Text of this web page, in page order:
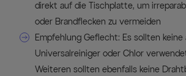
direkt auf die Tischplatte, um
oder Brandflecken zu vermeiden
Empfehlung Geflecht: Es sollten
Universalreiniger oder Chlor
Weiteren sollten ebenfalls keine